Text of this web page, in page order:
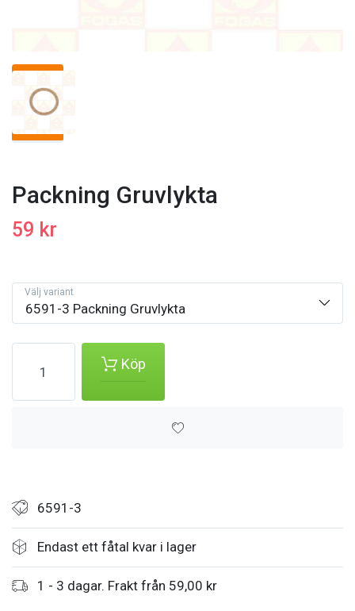
Packning Gruvlykta
59 kr
6591-3 Packning Gruvlykta
Välj variant
Köp
6591-3
Endast ett fåtal kvar i lager
1 - 3 dagar. Frakt från 59,00 kr